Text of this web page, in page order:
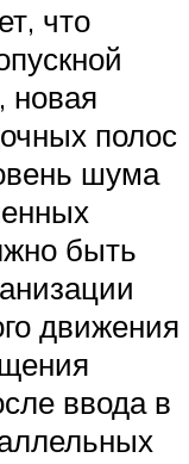
что
новая
полос
шума
быть
движения
ввода в